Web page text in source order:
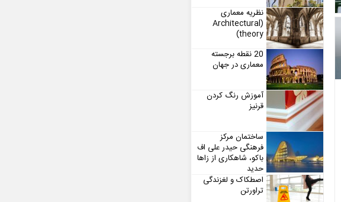
نظریه معماری
(Architectural
theory)
20 نقطه برجسته
معماری در جهان
آموزش رنگ کردن
قرنیز
ساختمان مرکز
فرهنگی حیدر علی اف
باکو، شاهکاری از زاها
حدید
اصطکاک و لغزندگی
تراورتن